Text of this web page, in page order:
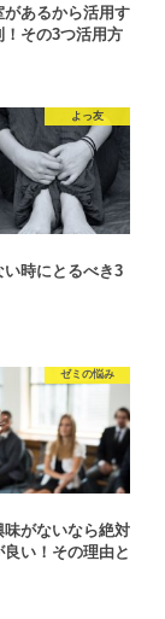
があるから活用す
！その3つ活用方
よっ友
い時にとるべき3
ゼミの悩み
味がないなら絶対
い！その理由と